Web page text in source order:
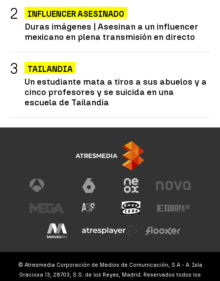
INFLUENCER ASESINADO
Duras imágenes | Asesinan a un influencer
mexicano en plena transmisión en directo
TAILANDIA
Un estudiante mata a tiros a sus abuelos y a
cinco profesores y se suicida en una
escuela de Tailandia
© Atresmedia Corporación de Medios de Comunicación, S.A - A. Isla
Graciosa 13, 28703, S.S. de los Reyes, Madrid. Reservados todos los